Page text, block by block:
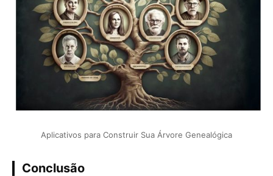
Aplicativos para Construir Sua Árvore Genealógica
Conclusão